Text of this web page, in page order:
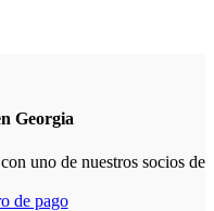
Georgia
uno de nuestros socios de
de pago